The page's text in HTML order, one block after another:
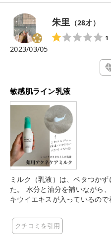
らりと、 けれど乾燥が気にな
ともない◎ 軽い感触で使えるアイテムが好みの方にもおすす
め！
朱里 （28才）
1
2023/03/05
敏感肌ライン乳液
ミルク（乳液）は、ベタつか
た。 水分と油分を補いながら、キ
キウイエキスが入っているので
クチコミを引用